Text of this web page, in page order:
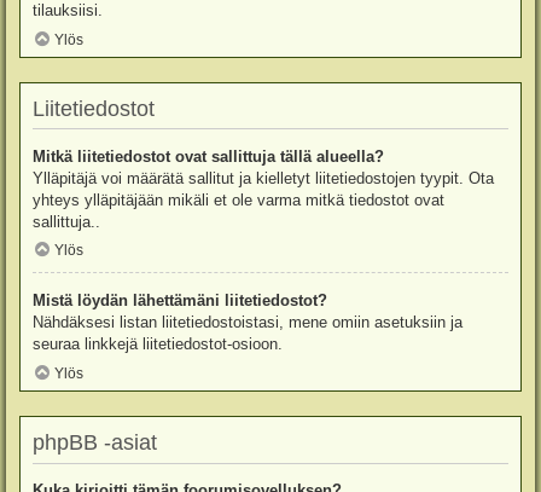
tilauksiisi.
Ylös
Liitetiedostot
Mitkä liitetiedostot ovat sallittuja tällä alueella?
Ylläpitäjä voi määrätä sallitut ja kielletyt liitetiedostojen tyypit. Ota
yhteys ylläpitäjään mikäli et ole varma mitkä tiedostot ovat
sallittuja..
Ylös
Mistä löydän lähettämäni liitetiedostot?
Nähdäksesi listan liitetiedostoistasi, mene omiin asetuksiin ja
seuraa linkkejä liitetiedostot-osioon.
Ylös
phpBB -asiat